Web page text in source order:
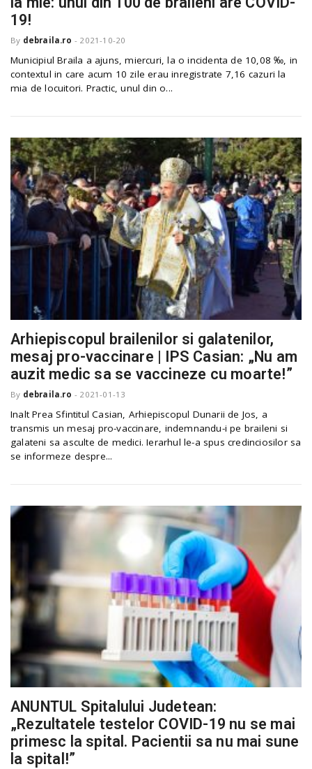
a
v
g
a
t
n
19!
By debraila.ro - 2021-10-20
Municipiul Braila a ajuns, miercuri, la o incidenta de 10,08 ‰, in
contextul in care acum 10 zile erau inregistrate 7,16 cazuri la
mia de locuitori. Practic, unul din o...
Arhiepiscopul brailenilor si galatenilor,
mesaj pro-vaccinare | IPS Casian: „Nu am
auzit medic sa se vaccineze cu moarte!”
By debraila.ro - 2021-01-13
Inalt Prea Sfintitul Casian, Arhiepiscopul Dunarii de Jos, a
transmis un mesaj pro-vaccinare, indemnandu-i pe braileni si
galateni sa asculte de medici. Ierarhul le-a spus credinciosilor sa
se informeze despre...
ANUNTUL Spitalului Judetean:
„Rezultatele testelor COVID-19 nu se mai
primesc la spital. Pacientii sa nu mai sune
la spital!”